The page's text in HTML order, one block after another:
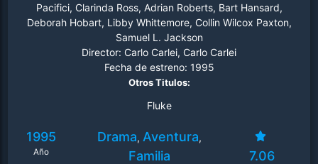
memoria recuerdos que sólo pueden pertenecer a una
vida anterior muy diferente: la de un hombre. Emprende
entonces un extraordinario viaje para conocer a su
anterior familia.
Pacifici, Clarinda Ross, Adrian Roberts, Bart Hansard,
Deborah Hobart, Libby Whittemore, Collin Wilcox Paxton,
Samuel L. Jackson
Director: Carlo Carlei, Carlo Carlei
Fecha de estreno: 1995
Otros Titulos:
Fluke
1995
Año
Drama, Aventura,
Familia 7.06